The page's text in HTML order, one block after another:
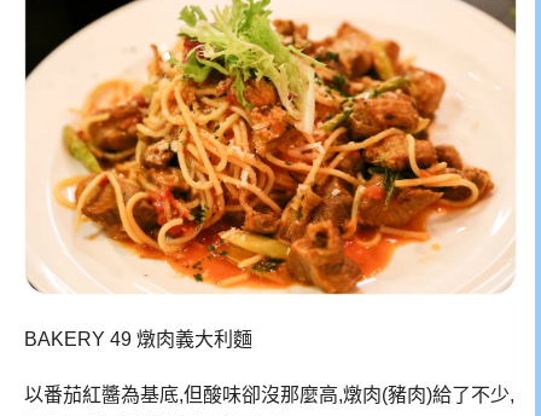
BAKERY 49 燉肉義大利麵
以番茄紅醬為基底,但酸味卻沒那麼高,燉肉(豬肉)給了不少,